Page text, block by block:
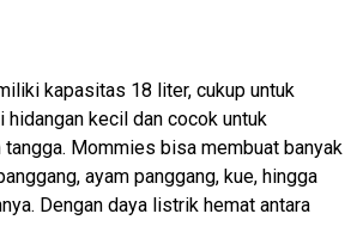
kapasitas 18 liter, cukup untuk
hidangan kecil dan cocok untuk
tangga. Mommies bisa membuat banyak
ayam panggang, kue, hingga
Dengan daya listrik hemat antara